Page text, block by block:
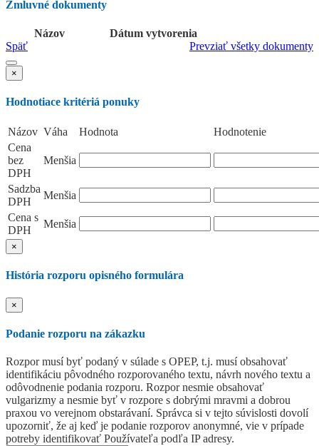
Zmluvné dokumenty
Názov
Dátum vytvorenia
Prevziať všetky dokumenty
Späť
×
Hodnotiace kritériá ponuky
Názov Váha Hodnota
Hodnotenie
Cena
bez
DPH
Menšia
Sadzba
DPH
Menšia
Cena s
DPH
Menšia
×
História rozporu opisného formulára
×
Podanie rozporu na zákazku
Rozpor musí byť podaný v súlade s OPEP, t.j. musí obsahovať
identifikáciu pôvodného rozporovaného textu, návrh nového textu a
odôvodnenie podania rozporu. Rozpor nesmie obsahovať
vulgarizmy a nesmie byť v rozpore s dobrými mravmi a dobrou
praxou vo verejnom obstarávaní. Správca si v tejto súvislosti dovolí
upozorniť, že aj keď je podanie rozporov anonymné, vie v prípade
potreby identifikovať Používateľa podľa IP adresy.